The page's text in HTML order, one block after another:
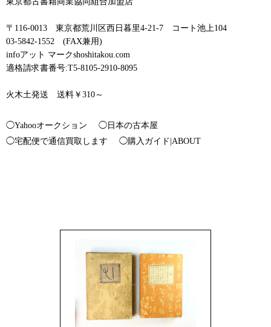
〒116-0013 東京都荒川区西日暮里4-21-7 コート池上104
03-5842-1552 (FAX兼用)
infoアット マークshoshitakou.com
適格請求書番号:T5-8105-2910-8095
火木土発送 送料￥310～
◯Yahooオークション
◯日本の古本屋
◯宅配便で通信買取します
◯購入ガイド|ABOUT